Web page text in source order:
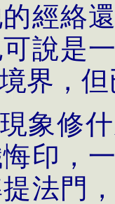
經絡
說是
界，
象修
印，
法門